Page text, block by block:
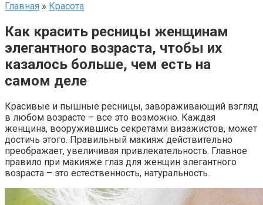
Главная » Красота
Как красить ресницы женщинам
элегантного возраста, чтобы их
казалось больше, чем есть на
самом деле
Красивые и пышные ресницы, завораживающий взгляд
в любом возрасте – все это возможно. Каждая
женщина, вооружившись секретами визажистов, может
достичь этого. Правильный макияж действительно
преображает, увеличивая привлекательность. Главное
правило при макияже глаз для женщин элегантного
возраста – это естественность, натуральность.